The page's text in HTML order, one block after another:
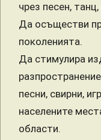
чрез песен,
Да осъществи
поколенията.
Да стимулира
песни, свирни,
населените
области.